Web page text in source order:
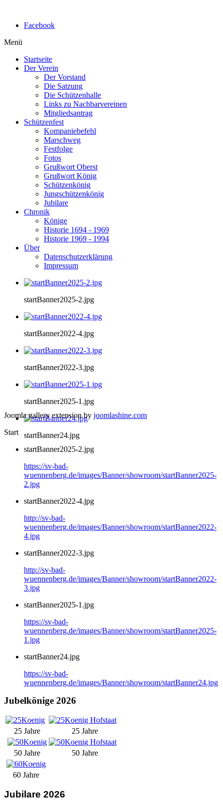
Facebook
Menü
Startseite
Der Verein
Der Vorstand
Die Satzung
Die Schützenhalle
Links zu Nachbarvereinen
Mitgliedsantrag
Schützenfest
Kompaniebefehl
Marschweg
Festfolge
Fotos
Grußwort Oberst
Grußwort König
Schützenkönig
Jungschützenkönig
Jubilare
Chronik
Könige
Historie 1694 - 1969
Historie 1969 - 1994
Über
Datenschutzerklärung
Impressum
startBanner2025-2.jpg
startBanner2022-4.jpg
startBanner2022-3.jpg
startBanner2025-1.jpg
startBanner24.jpg
Joomla gallery extension by joomlashine.com
Start
startBanner2025-2.jpg
https://sv-bad-
wuennenberg.de/images/Banner/showroom/startBanner2025-
2.jpg
startBanner2022-4.jpg
http://sv-bad-
wuennenberg.de/images/Banner/showroom/startBanner2022-
4.jpg
startBanner2022-3.jpg
http://sv-bad-
wuennenberg.de/images/Banner/showroom/startBanner2022-
3.jpg
startBanner2025-1.jpg
https://sv-bad-
wuennenberg.de/images/Banner/showroom/startBanner2025-
1.jpg
startBanner24.jpg
https://sv-bad-
wuennenberg.de/images/Banner/showroom/startBanner24.jpg
Jubelkönige 2026
25 Jahre 25 Jahre
50 Jahre 50 Jahre
60 Jahre
Jubilare 2026